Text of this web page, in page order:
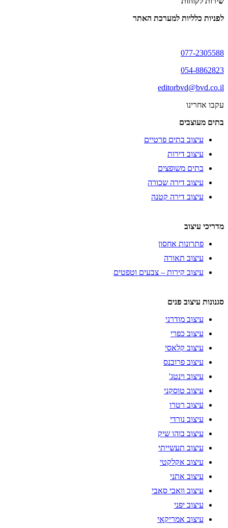
לפניות כלליות למערכת האתר
077-2305588
054-8862823
editorbvd@bvd.co.il
עקבו אחרינו
בתים מעוצבים
עיצוב בתים פרטיים
עיצוב דירות
בתים משופצים
עיצוב דירה שכורה
עיצוב דירה קטנה
מדריכי עיצוב
פתרונות אחסון
עיצוב תאורה
עיצוב קירות – צבעים וטפטים
סגנונות עיצוב פנים
עיצוב מודרני
עיצוב כפרי
עיצוב קלאסי
עיצוב פרובנס
עיצוב וינטג'
עיצוב טוסקני
עיצוב רטרו
עיצוב נורדי
עיצוב בוהו שיק
עיצוב תעשייתי
עיצוב אקלקטי
עיצוב אתני
עיצוב וואבי סאבי
עיצוב יפני
עיצוב אמריקאי